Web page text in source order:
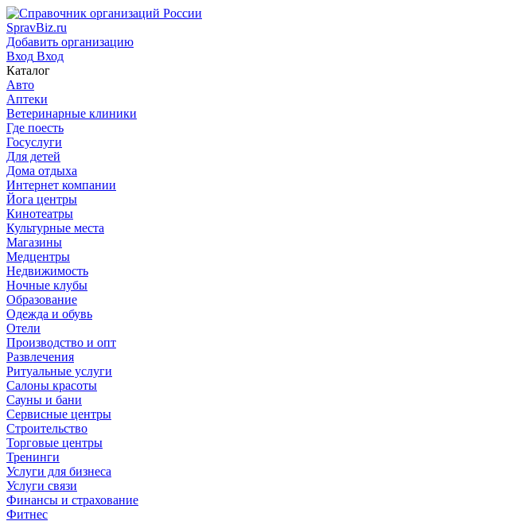
SpravBiz.ru
Добавить организацию
Вход Вход
Каталог
Авто
Аптеки
Ветеринарные клиники
Где поесть
Госуслуги
Для детей
Дома отдыха
Интернет компании
Йога центры
Кинотеатры
Культурные места
Магазины
Медцентры
Недвижимость
Ночные клубы
Образование
Одежда и обувь
Отели
Производство и опт
Развлечения
Ритуальные услуги
Салоны красоты
Сауны и бани
Сервисные центры
Строительство
Торговые центры
Тренинги
Услуги для бизнеса
Услуги связи
Финансы и страхование
Фитнес